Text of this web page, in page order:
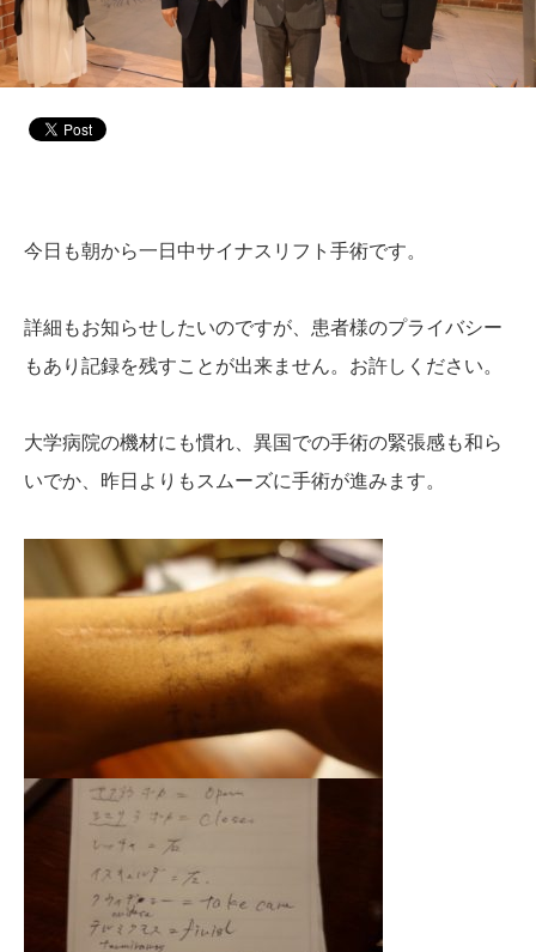
今日も朝から一日中サイナスリフト手術です。
詳細もお知らせしたいのですが、患者様のプライバシー
もあり記録を残すことが出来ません。お許しください。
大学病院の機材にも慣れ、異国での手術の緊張感も和ら
いでか、昨日よりもスムーズに手術が進みます。